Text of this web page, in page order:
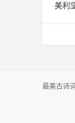
美利
最美古诗